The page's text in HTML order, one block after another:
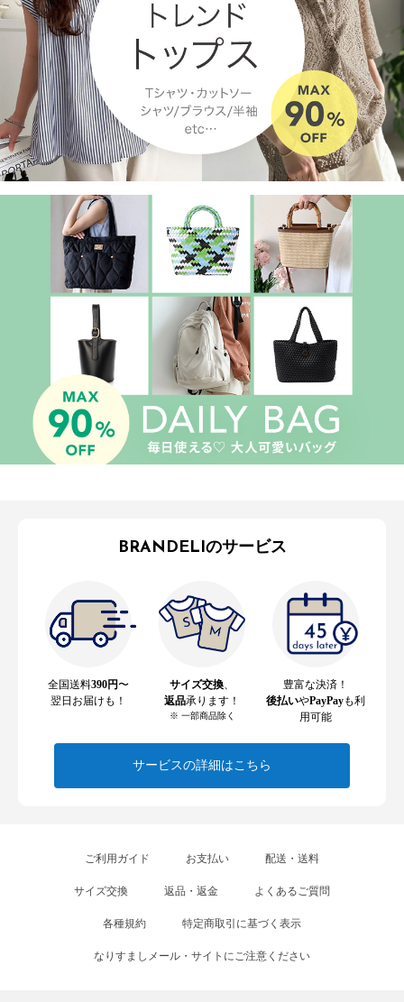
BRANDELIのサービス
全国送料390円〜
翌日お届けも！
サイズ交換
返品承ります！
※ 一部商品除く
豊富な決済！
後払いやPayPayも利
用可能
サービスの詳細はこちら
ご利用ガイド お支払い 配送・送料
サイズ交換 返品・返金 よくあるご質問
各種規約 特定商取引に基づく表示
なりすましメール・サイトにご注意ください